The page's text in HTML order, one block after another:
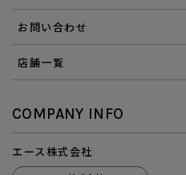
お問い合わせ
店舗一覧
COMPANY INFO
エース株式会社